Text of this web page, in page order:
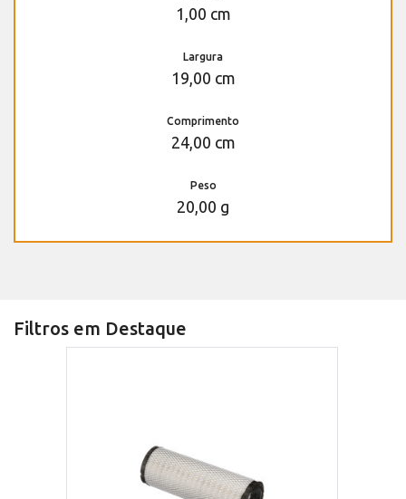
1,00 cm
Largura
19,00 cm
Comprimento
24,00 cm
Peso
20,00 g
Filtros em Destaque